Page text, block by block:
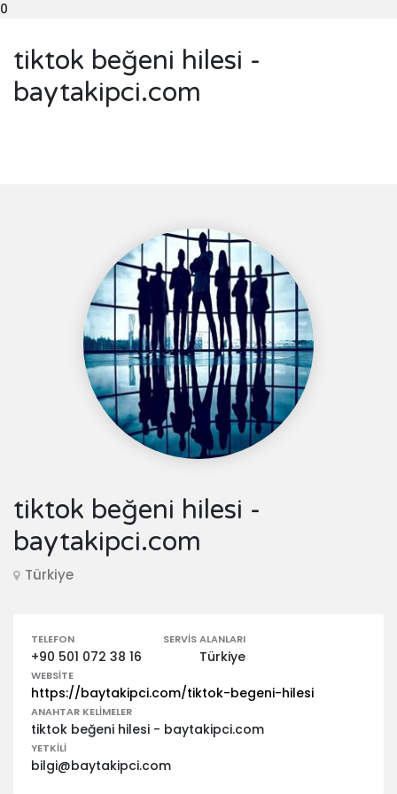
0
tiktok beğeni hilesi -
baytakipci.com
tiktok beğeni hilesi -
baytakipci.com
Türkiye
TELEFON
+90 501 072 38 16
SERVIS ALANLARI
Türkiye
WEBSITE
https://baytakipci.com/tiktok-begeni-hilesi
ANAHTAR KELIMELER
tiktok beğeni hilesi - baytakipci.com
YETKILI
bilgi@baytakipci.com